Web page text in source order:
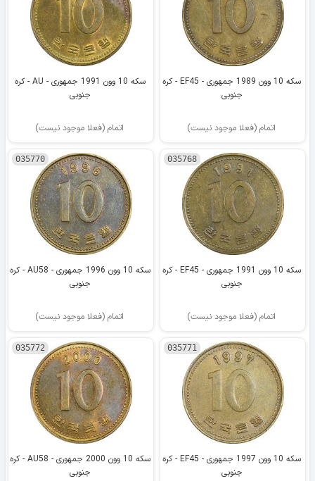
سکه 10 وون 1989 جمهوری - EF45 - کره
جنوبی
اتمام (فعلا موجود نیست)
سکه 10 وون 1991 جمهوری - AU - کره
جنوبی
اتمام (فعلا موجود نیست)
035768
سکه 10 وون 1991 جمهوری - EF45 - کره
جنوبی
اتمام (فعلا موجود نیست)
035770
سکه 10 وون 1996 جمهوری - AU58 - کره
جنوبی
اتمام (فعلا موجود نیست)
035771
سکه 10 وون 1997 جمهوری - EF45 - کره
جنوبی
035772
سکه 10 وون 2000 جمهوری - AU58 - کره
جنوبی